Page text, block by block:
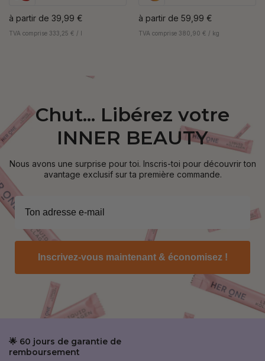
à partir de 39,99 €
TVA comprise 333,25 € / l
à partir de 59,99 €
TVA comprise 380,90 € / kg
Chut... Libérez votre
INNER BEAUTY
Nous avons une surprise pour toi. Inscris-toi pour découvrir ton
avantage exclusif sur ta première commande.
Inscrivez-vous maintenant & économisez !
🌟 60 jours de garantie de
remboursement